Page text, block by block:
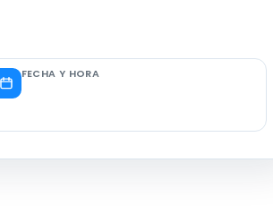
FECHA Y HORA